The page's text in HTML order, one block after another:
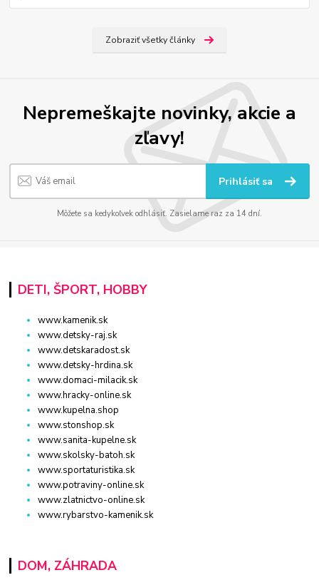
Zobraziť všetky články
Nepremeškajte novinky, akcie a
zľavy!
Prihlásiť sa
Môžete sa kedykoľvek odhlásiť. Zasielame raz za 14 dní.
DETI, ŠPORT, HOBBY
www.kamenik.sk
www.detsky-raj.sk
www.detskaradost.sk
www.detsky-hrdina.sk
www.domaci-milacik.sk
www.hracky-online.sk
www.kupelna.shop
www.stonshop.sk
www.sanita-kupelne.sk
www.skolsky-batoh.sk
www.sportaturistika.sk
www.potraviny-online.sk
www.zlatnictvo-online.sk
www.rybarstvo-kamenik.sk
DOM, ZÁHRADA